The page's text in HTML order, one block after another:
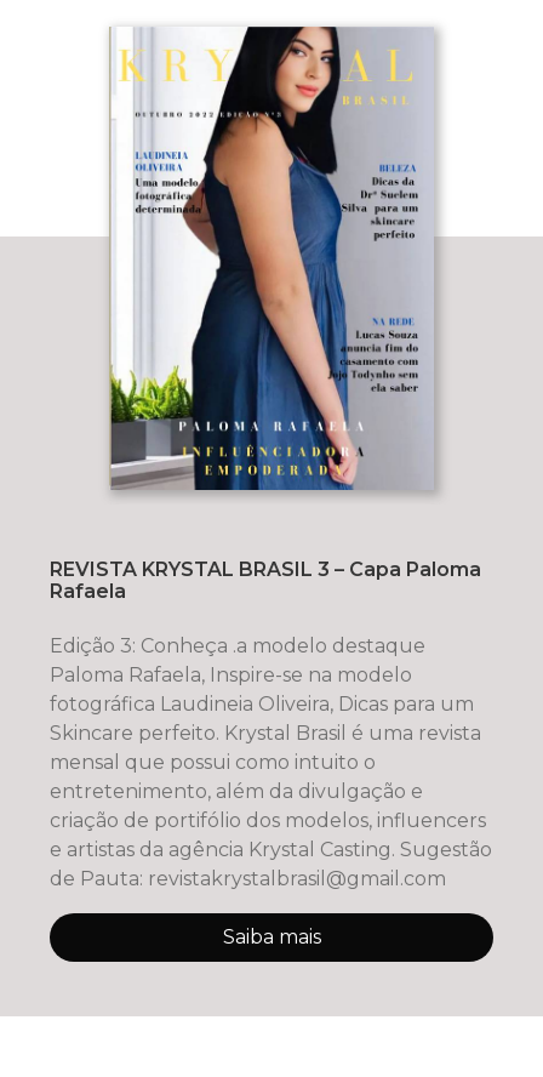
REVISTA KRYSTAL BRASIL 3 – Capa Paloma
Rafaela
Edição 3: Conheça .a modelo destaque
Paloma Rafaela, Inspire-se na modelo
fotográfica Laudineia Oliveira, Dicas para um
Skincare perfeito. Krystal Brasil é uma revista
mensal que possui como intuito o
entretenimento, além da divulgação e
criação de portifólio dos modelos, influencers
e artistas da agência Krystal Casting. Sugestão
de Pauta: revistakrystalbrasil@gmail.com
Saiba mais